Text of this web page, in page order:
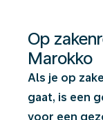
Op
Marokko
Als je op
gaat, is een
voor een